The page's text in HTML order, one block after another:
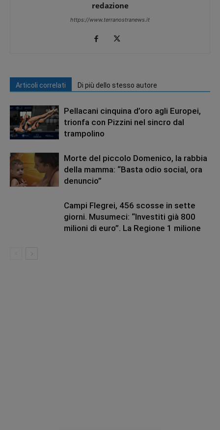
redazione
https://www.terranostranews.it
Articoli correlati Di più dello stesso autore
Pellacani cinquina d’oro agli Europei,
trionfa con Pizzini nel sincro dal
trampolino
Morte del piccolo Domenico, la rabbia
della mamma: “Basta odio social, ora
denuncio”
Campi Flegrei, 456 scosse in sette
giorni. Musumeci: “Investiti già 800
milioni di euro”. La Regione 1 milione